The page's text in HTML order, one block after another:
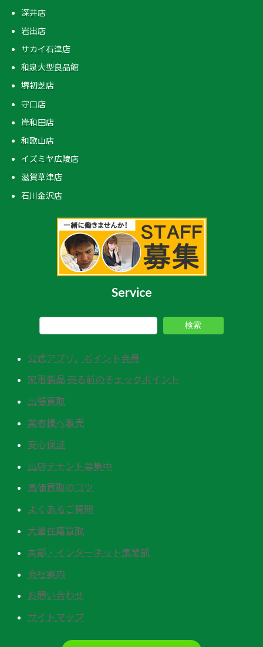
深井店
岩出店
サカイ石津店
和泉大型良品館
堺初芝店
守口店
岸和田店
和歌山店
イズミヤ広陵店
滋賀草津店
石川金沢店
Service
検索
公式アプリ、ポイント会員
家電製品 売る前のチェックポイント
出張買取
業者様へ販売
安心保証
出店テナント募集中
高価買取のコツ
よくあるご質問
大量在庫買取
本部・インターネット事業部
会社案内
お問い合わせ
サイトマップ